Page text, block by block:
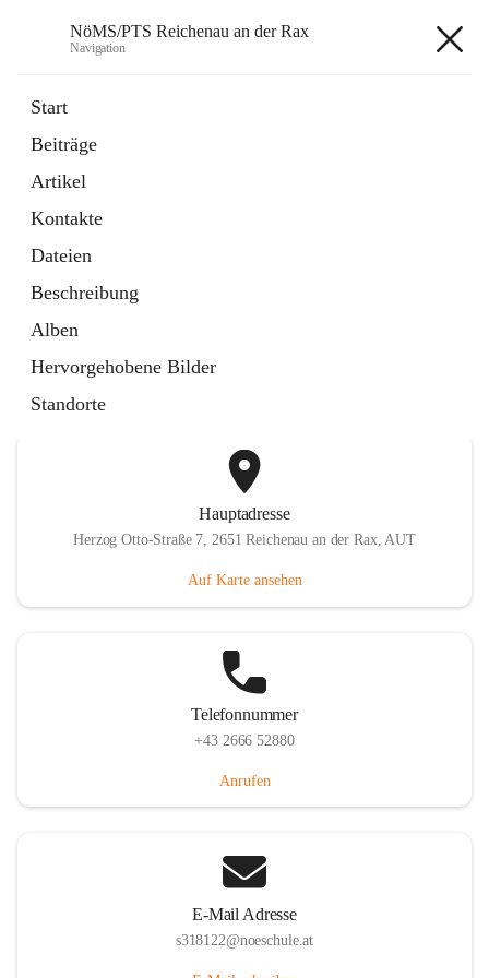
NöMS/PTS Reichenau an der Rax
Navigation
Start
Beiträge
Artikel
Kontakte
Dateien
Beschreibung
Alben
Hervorgehobene Bilder
Standorte
Hans Lanner Regionalmusik Schulverband
öffnet
in
neuem
Tab
Externe Webseite
in
Tab
Hauptadresse
Herzog Otto-Straße 7, 2651 Reichenau an der Rax, AUT
Auf Karte ansehen
Telefonnummer
+43 2666 52880
Anrufen
E-Mail Adresse
s318122@noeschule.at